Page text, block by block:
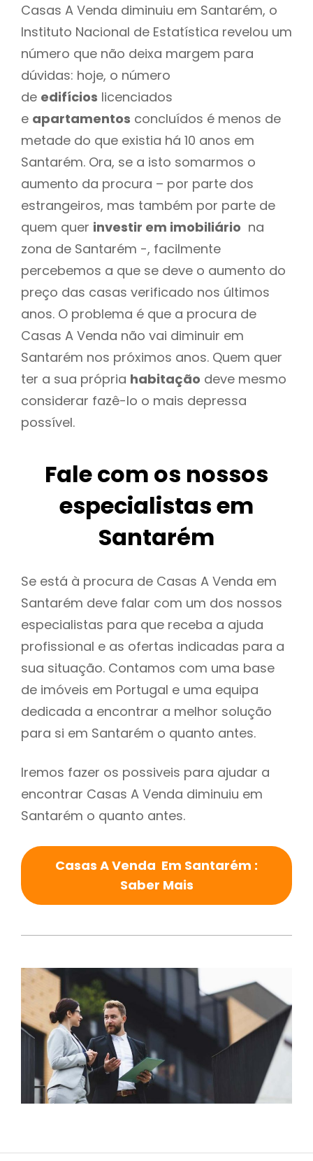
Casas A Venda diminuiu em Santarém, o
Instituto Nacional de Estatística revelou um
número que não deixa margem para
dúvidas: hoje, o número
de edifícios licenciados
e apartamentos concluídos é menos de
metade do que existia há 10 anos em
Santarém. Ora, se a isto somarmos o
aumento da procura – por parte dos
estrangeiros, mas também por parte de
quem quer investir em imobiliário na
zona de Santarém -, facilmente
percebemos a que se deve o aumento do
preço das casas verificado nos últimos
anos. O problema é que a procura de
Casas A Venda não vai diminuir em
Santarém nos próximos anos. Quem quer
ter a sua própria habitação deve mesmo
considerar fazê-lo o mais depressa
possível.
Fale com os nossos
especialistas em
Santarém
Se está à procura de Casas A Venda em
Santarém deve falar com um dos nossos
especialistas para que receba a ajuda
profissional e as ofertas indicadas para a
sua situação. Contamos com uma base
de imóveis em Portugal e uma equipa
dedicada a encontrar a melhor solução
para si em Santarém o quanto antes.
Iremos fazer os possiveis para ajudar a
encontrar Casas A Venda diminuiu em
Santarém o quanto antes.
Casas A Venda Em Santarém :
Saber Mais